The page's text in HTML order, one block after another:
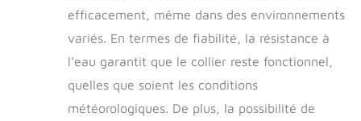
efficacement, même dans des environnements
variés. En termes de fiabilité, la résistance à
l’eau garantit que le collier reste fonctionnel,
quelles que soient les conditions
météorologiques. De plus, la possibilité de